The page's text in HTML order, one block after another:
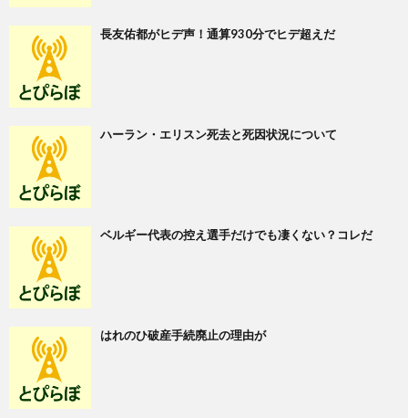
長友佑都がヒデ声！通算930分でヒデ超えだ
ハーラン・エリスン死去と死因状況について
ベルギー代表の控え選手だけでも凄くない？コレだ
はれのひ破産手続廃止の理由が